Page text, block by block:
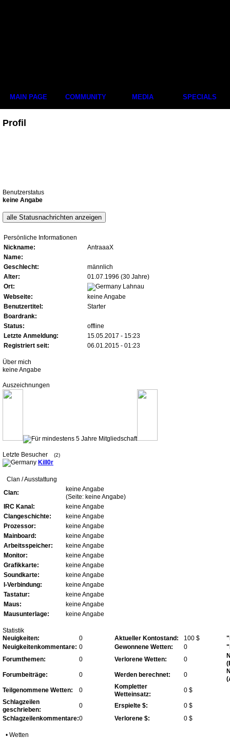
MAIN PAGE COMMUNITY MEDIA SPECIALS
Profil
Benutzerstatus
keine Angabe
Persönliche Informationen
Nickname:
AntraaaX
Name:
Geschlecht:
männlich
Alter:
01.07.1996 (30 Jahre)
Ort:
Lahnau
Webseite:
keine Angabe
Benutzertitel:
Starter
Boardrank:
Status:
offline
Letzte Anmeldung:
15.05.2017 - 15:23
Registriert seit:
06.01.2015 - 01:23
Über mich
keine Angabe
Auszeichnungen
Letzte Besucher (2)
Kill0r
Clan / Ausstattung
Clan:
keine Angabe
(Seite: keine Angabe)
IRC Kanal:
keine Angabe
Clangeschichte:
keine Angabe
Prozessor:
keine Angabe
Mainboard:
keine Angabe
Arbeitsspeicher:
keine Angabe
Monitor:
keine Angabe
Grafikkarte:
keine Angabe
Soundkarte:
keine Angabe
I-Verbindung:
keine Angabe
Tastatur:
keine Angabe
Maus:
keine Angabe
Mausunterlage:
keine Angabe
Statistik
Neuigkeiten:
0 Aktueller Kontostand: 100 $
Neuigkeitenkommentare: 0 Gewonnene Wetten: 0
Forumthemen:
0 Verlorene Wetten: 0
Forumbeiträge:
0 Werden berechnet: 0
Teilgenommene Wetten:
0
Kompletter
Wetteinsatz:
0 $
Schlagzeilen
geschrieben:
0 Erspielte $:
0 $
Schlagzeilenkommentare:0 Verlorene $: 0 $
• Wetten